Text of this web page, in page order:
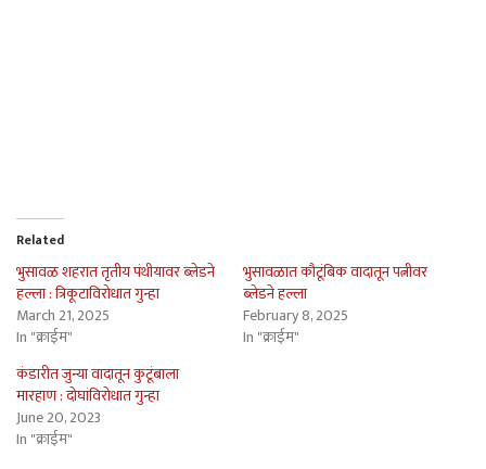
Related
भुसावळ शहरात तृतीय पंथीयावर ब्लेडने
हल्ला : त्रिकूटाविरोधात गुन्हा
March 21, 2025
In "क्राईम"
भुसावळात कौटूंबिक वादातून पत्नीवर
ब्लेडने हल्ला
February 8, 2025
In "क्राईम"
कंडारीत जुन्या वादातून कुटूंबाला
मारहाण : दोघांविरोधात गुन्हा
June 20, 2023
In "क्राईम"